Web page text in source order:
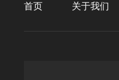
首页 关于我们